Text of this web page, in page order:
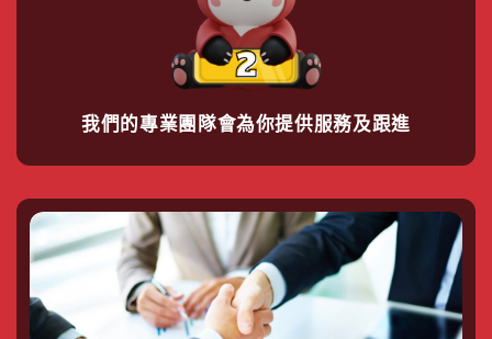
我們的專業團隊會為你提供服務及跟進